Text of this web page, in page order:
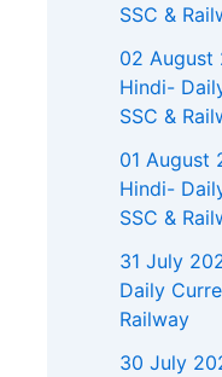
SSC &
02 August
Hindi-
SSC &
01 August
Hindi-
SSC &
31 July
Daily
Railway
30 July